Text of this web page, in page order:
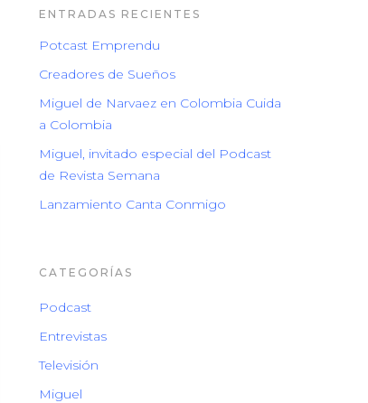
ENTRADAS RECIENTES
Potcast Emprendu
Creadores de Sueños
Miguel de Narvaez en Colombia Cuida
a Colombia
Miguel, invitado especial del Podcast
de Revista Semana
Lanzamiento Canta Conmigo
CATEGORÍAS
Podcast
Entrevistas
Televisión
Miguel